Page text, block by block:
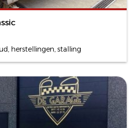
herstellingen, stalling